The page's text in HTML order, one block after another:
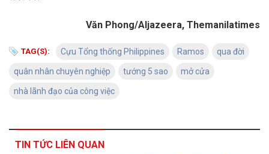
Văn Phong/Aljazeera, Themanilatimes
TAG(S): Cựu Tổng thống Philippines Ramos qua đời
quân nhân chuyên nghiệp tướng 5 sao mở cửa
nhà lãnh đạo của công việc
TIN TỨC LIÊN QUAN